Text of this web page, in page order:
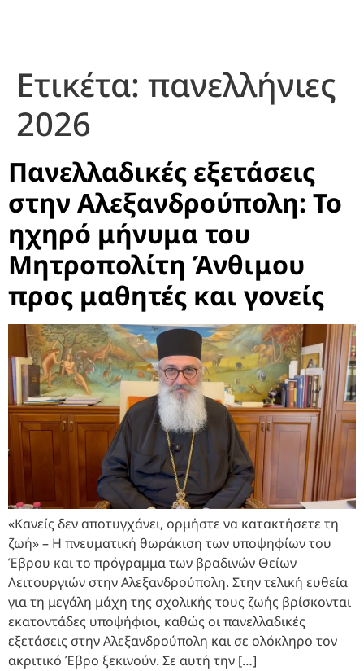
Ετικέτα: πανελλήνιες
2026
Πανελλαδικές εξετάσεις
στην Αλεξανδρούπολη: Το
ηχηρό μήνυμα του
Μητροπολίτη Άνθιμου
προς μαθητές και γονείς
«Κανείς δεν αποτυγχάνει, ορμήστε να κατακτήσετε τη
ζωή» – Η πνευματική θωράκιση των υποψηφίων του
Έβρου και το πρόγραμμα των βραδινών Θείων
Λειτουργιών στην Αλεξανδρούπολη. Στην τελική ευθεία
για τη μεγάλη μάχη της σχολικής τους ζωής βρίσκονται
εκατοντάδες υποψήφιοι, καθώς οι πανελλαδικές
εξετάσεις στην Αλεξανδρούπολη και σε ολόκληρο τον
ακριτικό Έβρο ξεκινούν. Σε αυτή την […]